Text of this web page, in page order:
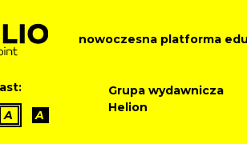
nowoczesna platforma
A A
Grupa wydawnicza
Helion